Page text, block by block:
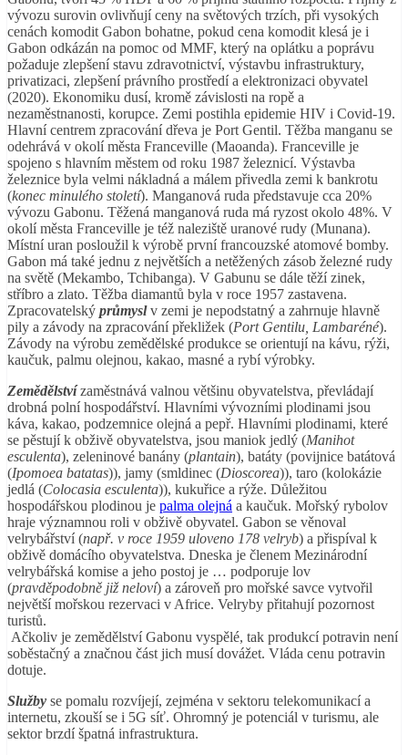
vývozu surovin ovlivňují ceny na světových trzích, při vysokých
cenách komodit Gabon bohatne, pokud cena komodit klesá je i
Gabon odkázán na pomoc od MMF, který na oplátku a poprávu
požaduje zlepšení stavu zdravotnictví, výstavbu infrastruktury,
privatizaci, zlepšení právního prostředí a elektronizaci obyvatel
(2020). Ekonomiku dusí, kromě závislosti na ropě a
nezaměstnanosti, korupce. Zemi postihla epidemie HIV i Covid-19.
Hlavní centrem zpracování dřeva je Port Gentil. Těžba manganu se
odehrává v okolí města Franceville (Maoanda). Franceville je
spojeno s hlavním městem od roku 1987 železnicí. Výstavba
železnice byla velmi nákladná a málem přivedla zemi k bankrotu
(konec minulého století). Manganová ruda představuje cca 20%
vývozu Gabonu. Těžená manganová ruda má ryzost okolo 48%. V
okolí města Franceville je též naleziště uranové rudy (Munana).
Místní uran posloužil k výrobě první francouzské atomové bomby.
Gabon má také jednu z největších a netěžených zásob železné rudy
na světě (Mekambo, Tchibanga). V Gabunu se dále těží zinek,
stříbro a zlato. Těžba diamantů byla v roce 1957 zastavena.
Zpracovatelský průmysl v zemi je nepodstatný a zahrnuje hlavně
pily a závody na zpracování překližek (Port Gentilu, Lambaréné).
Závody na výrobu zemědělské produkce se orientují na kávu, rýži,
kaučuk, palmu olejnou, kakao, masné a rybí výrobky.
Zemědělství zaměstnává valnou většinu obyvatelstva, převládají
drobná polní hospodářství. Hlavními vývozními plodinami jsou
káva, kakao, podzemnice olejná a pepř. Hlavními plodinami, které
se pěstují k obživě obyvatelstva, jsou maniok jedlý (Manihot
esculenta), zeleninové banány (plantain), batáty (povijnice batátová
(Ipomoea batatas)), jamy (smldinec (Dioscorea)), taro (kolokázie
jedlá (Colocasia esculenta)), kukuřice a rýže. Důležitou
hospodářskou plodinou je palma olejná a kaučuk. Mořský rybolov
hraje významnou roli v obživě obyvatel. Gabon se věnoval
velrybářství (např. v roce 1959 uloveno 178 velryb) a přispíval k
obživě domácího obyvatelstva. Dneska je členem Mezinárodní
velrybářská komise a jeho postoj je … podporuje lov
(pravděpodobně již neloví) a zároveň pro mořské savce vytvořil
největší mořskou rezervaci v Africe. Velryby přitahují pozornost
turistů.
Ačkoliv je zemědělství Gabonu vyspělé, tak produkcí potravin není
soběstačný a značnou část jich musí dovážet. Vláda cenu potravin
dotuje.
Služby se pomalu rozvíjejí, zejména v sektoru telekomunikací a
internetu, zkouší se i 5G síť. Ohromný je potenciál v turismu, ale
sektor brzdí špatná infrastruktura.